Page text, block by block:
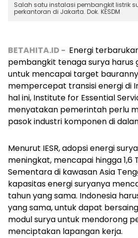
Salah satu instalasi pembangkit listrik
perkantoran di Jakarta. Dok. KESDM
BETAHITA.ID - Energi
pembangkit tenaga surya harus
untuk mencapai target
mempercepat transisi energi di
hal ini, Institute for Essential
menyatakan pemerintah perlu
pasok industri komponen di
Menurut IESR, adopsi energi
meningkat, mencapai hingga 1,6
Sementara di kawasan Asia
kapasitas energi suryanya
tahun yang sama. Indonesia
yang sama, untuk dapat
modul surya untuk mendorong
menciptakan lapangan kerja.